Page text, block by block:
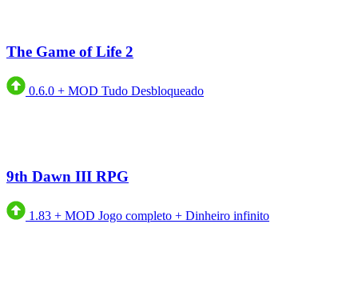
The Game of Life 2
0.6.0 + MOD Tudo Desbloqueado
9th Dawn III RPG
1.83 + MOD Jogo completo + Dinheiro infinito